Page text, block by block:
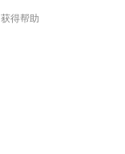
获得帮助